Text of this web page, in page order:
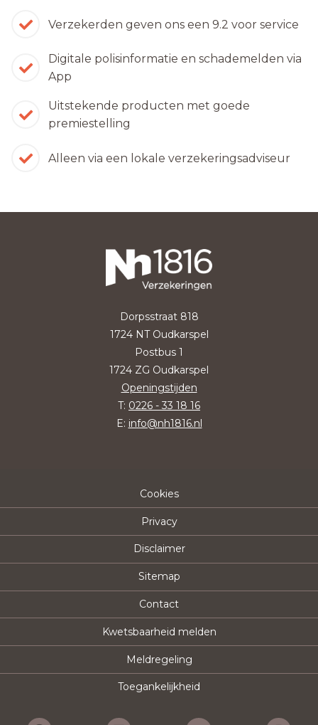
Verzekerden geven ons een 9.2 voor service
Digitale polisinformatie en schademelden via
App
Uitstekende producten met goede
premiestelling
Alleen via een lokale verzekeringsadviseur
Dorpsstraat 818
1724 NT Oudkarspel
Postbus 1
1724 ZG Oudkarspel
Openingstijden
T: 0226 - 33 18 16
E: info@nh1816.nl
Cookies
Privacy
Disclaimer
Sitemap
Contact
Kwetsbaarheid melden
Meldregeling
Toegankelijkheid